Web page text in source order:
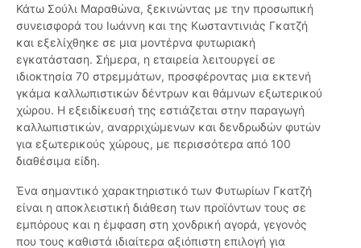
Κάτω Σούλι Μαραθώνα, ξεκινώντας με την προσωπική
συνεισφορά του Ιωάννη και της Κωσταντινιάς Γκατζή
και εξελίχθηκε σε μια μοντέρνα φυτωριακή
εγκατάσταση. Σήμερα, η εταιρεία λειτουργεί σε
ιδιοκτησία 70 στρεμμάτων, προσφέροντας μια εκτενή
γκάμα καλλωπιστικών δέντρων και θάμνων εξωτερικού
χώρου. Η εξειδίκευσή της εστιάζεται στην παραγωγή
καλλωπιστικών, αναρριχώμενων και δενδρωδών φυτών
για εξωτερικούς χώρους, με περισσότερα από 100
διαθέσιμα είδη.
Ένα σημαντικό χαρακτηριστικό των Φυτωρίων Γκατζή
είναι η αποκλειστική διάθεση των προϊόντων τους σε
εμπόρους και η έμφαση στη χονδρική αγορά, γεγονός
που τους καθιστά ιδιαίτερα αξιόπιστη επιλογή για